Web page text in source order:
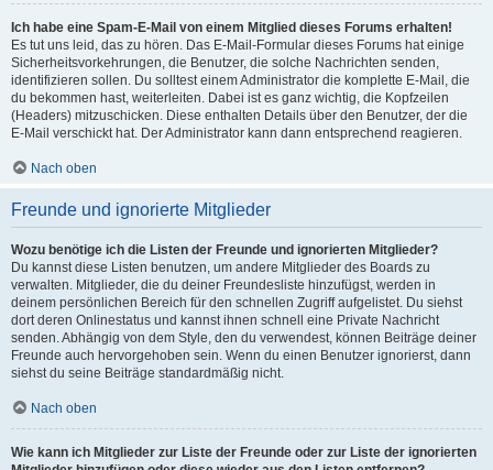
Ich habe eine Spam-E-Mail von einem Mitglied dieses Forums erhalten!
Es tut uns leid, das zu hören. Das E-Mail-Formular dieses Forums hat einige
Sicherheitsvorkehrungen, die Benutzer, die solche Nachrichten senden,
identifizieren sollen. Du solltest einem Administrator die komplette E-Mail, die
du bekommen hast, weiterleiten. Dabei ist es ganz wichtig, die Kopfzeilen
(Headers) mitzuschicken. Diese enthalten Details über den Benutzer, der die
E-Mail verschickt hat. Der Administrator kann dann entsprechend reagieren.
Nach oben
Freunde und ignorierte Mitglieder
Wozu benötige ich die Listen der Freunde und ignorierten Mitglieder?
Du kannst diese Listen benutzen, um andere Mitglieder des Boards zu
verwalten. Mitglieder, die du deiner Freundesliste hinzufügst, werden in
deinem persönlichen Bereich für den schnellen Zugriff aufgelistet. Du siehst
dort deren Onlinestatus und kannst ihnen schnell eine Private Nachricht
senden. Abhängig von dem Style, den du verwendest, können Beiträge deiner
Freunde auch hervorgehoben sein. Wenn du einen Benutzer ignorierst, dann
siehst du seine Beiträge standardmäßig nicht.
Nach oben
Wie kann ich Mitglieder zur Liste der Freunde oder zur Liste der ignorierten